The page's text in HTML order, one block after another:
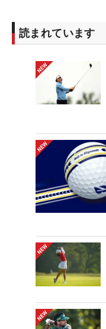
読まれています